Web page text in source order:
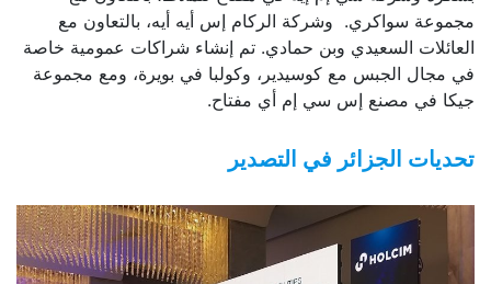
مجموعة سواكري. وشركة الركام إس أيه أيه، بالتعاون مع
العائلات السعيدي وبن حمادي. تم إنشاء شراكات عمومية خاصة
في مجال الجبس مع كوسيدير، وكولبا في بويرة، ومع مجموعة
جيكا في مصنع إس سي إم أي مفتاح.
تحديات الجزائر في التصدير